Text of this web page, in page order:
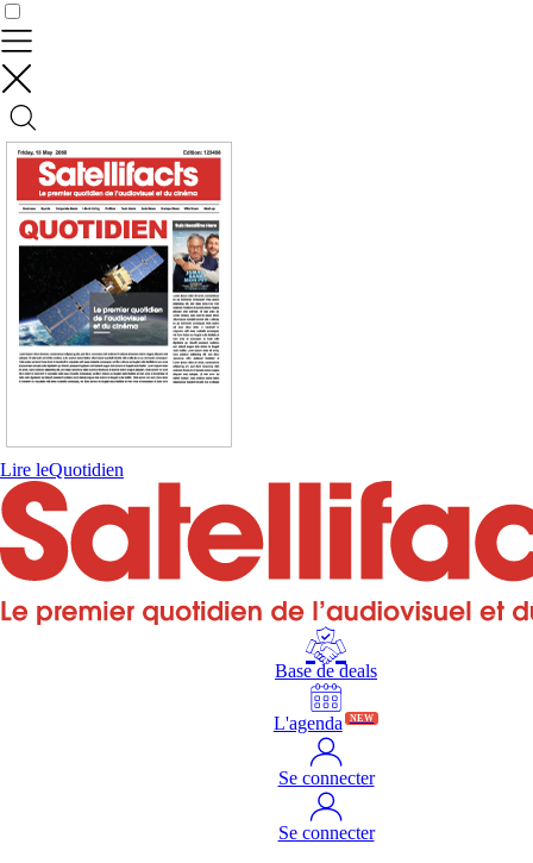
Lire leQuotidien
Base de deals
L'agenda NEW
Se connecter
Se connecter
Contrôler vos données